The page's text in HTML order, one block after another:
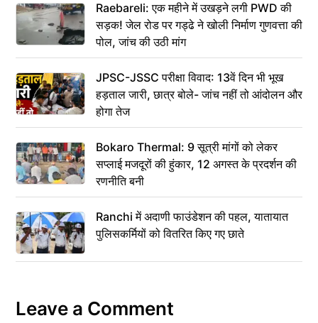
Raebareli: एक महीने में उखड़ने लगी PWD की
सड़क! जेल रोड पर गड्ढे ने खोली निर्माण गुणवत्ता की
पोल, जांच की उठी मांग
JPSC-JSSC परीक्षा विवाद: 13वें दिन भी भूख
हड़ताल जारी, छात्र बोले- जांच नहीं तो आंदोलन और
होगा तेज
Bokaro Thermal: 9 सूत्री मांगों को लेकर
सप्लाई मजदूरों की हुंकार, 12 अगस्त के प्रदर्शन की
रणनीति बनी
Ranchi में अदाणी फाउंडेशन की पहल, यातायात
पुलिसकर्मियों को वितरित किए गए छाते
Leave a Comment